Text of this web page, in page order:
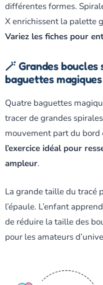
différentes formes.
X enrichissent la palette
Variez les fiches pour
🪄 Grandes boucles
baguettes magiques
Quatre baguettes
tracer de grandes
mouvement part du bord
l’exercice idéal pour
ampleur.
La grande taille du tracé
l’épaule. L’enfant
de réduire la taille des
pour les amateurs